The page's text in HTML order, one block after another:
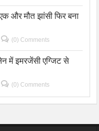
और मौत झांसी फिर बना
(0) Comments
में इमरजेंसी एग्जिट से
(0) Comments